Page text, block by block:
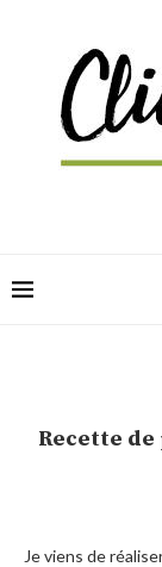
Recette de
Je viens de